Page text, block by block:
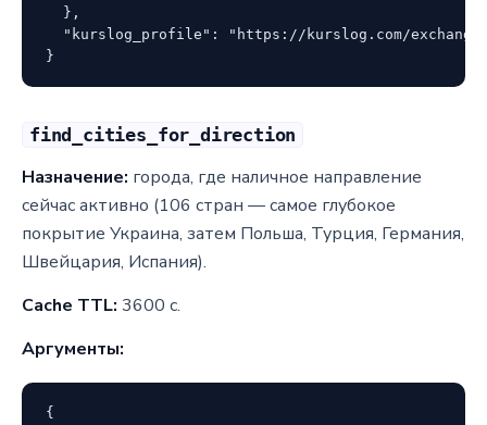
  },
"kurslog_profile": "https://kurslog.com/
}
find_cities_for_direction
Назначение: города, где наличное направление
сейчас активно (106 стран — самое глубокое
покрытие Украина, затем Польша, Турция, Германия,
Швейцария, Испания).
Cache TTL: 3600 с.
Аргументы:
{